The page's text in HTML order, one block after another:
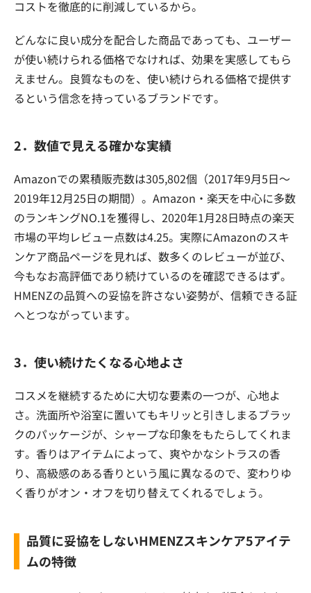
コストを徹底的に削減しているから。
どんなに良い成分を配合した商品であっても、ユーザー
が使い続けられる価格でなければ、効果を実感してもら
えません。良質なものを、使い続けられる価格で提供す
るという信念を持っているブランドです。
2．数値で見える確かな実績
Amazonでの累積販売数は305,802個（2017年9月5日〜
2019年12月25日の期間）。Amazon・楽天を中心に多数
のランキングNO.1を獲得し、2020年1月28日時点の楽天
市場の平均レビュー点数は4.25。実際にAmazonのスキ
ンケア商品ページを見れば、数多くのレビューが並び、
今もなお高評価であり続けているのを確認できるはず。
HMENZの品質への妥協を許さない姿勢が、信頼できる証
へとつながっています。
3．使い続けたくなる心地よさ
コスメを継続するために大切な要素の一つが、心地よ
さ。洗面所や浴室に置いてもキリッと引きしまるブラッ
クのパッケージが、シャープな印象をもたらしてくれま
す。香りはアイテムによって、爽やかなシトラスの香
り、高級感のある香りという風に異なるので、変わりゆ
く香りがオン・オフを切り替えてくれるでしょう。
品質に妥協をしないHMENZスキンケア5アイテ
ムの特徴